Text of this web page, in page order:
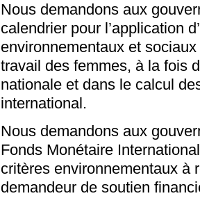
Nous demandons aux
calendrier pour l’application
environnementaux et
travail des femmes, à la fois
nationale et dans le calcul
international.
Nous demandons aux
Fonds Monétaire
critères environnementaux à
demandeur de soutien